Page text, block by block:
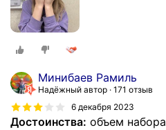
Минибаев Рамиль
Надёжный автор 171 отзыв
6 декабря 2023
Достоинства: объем набора